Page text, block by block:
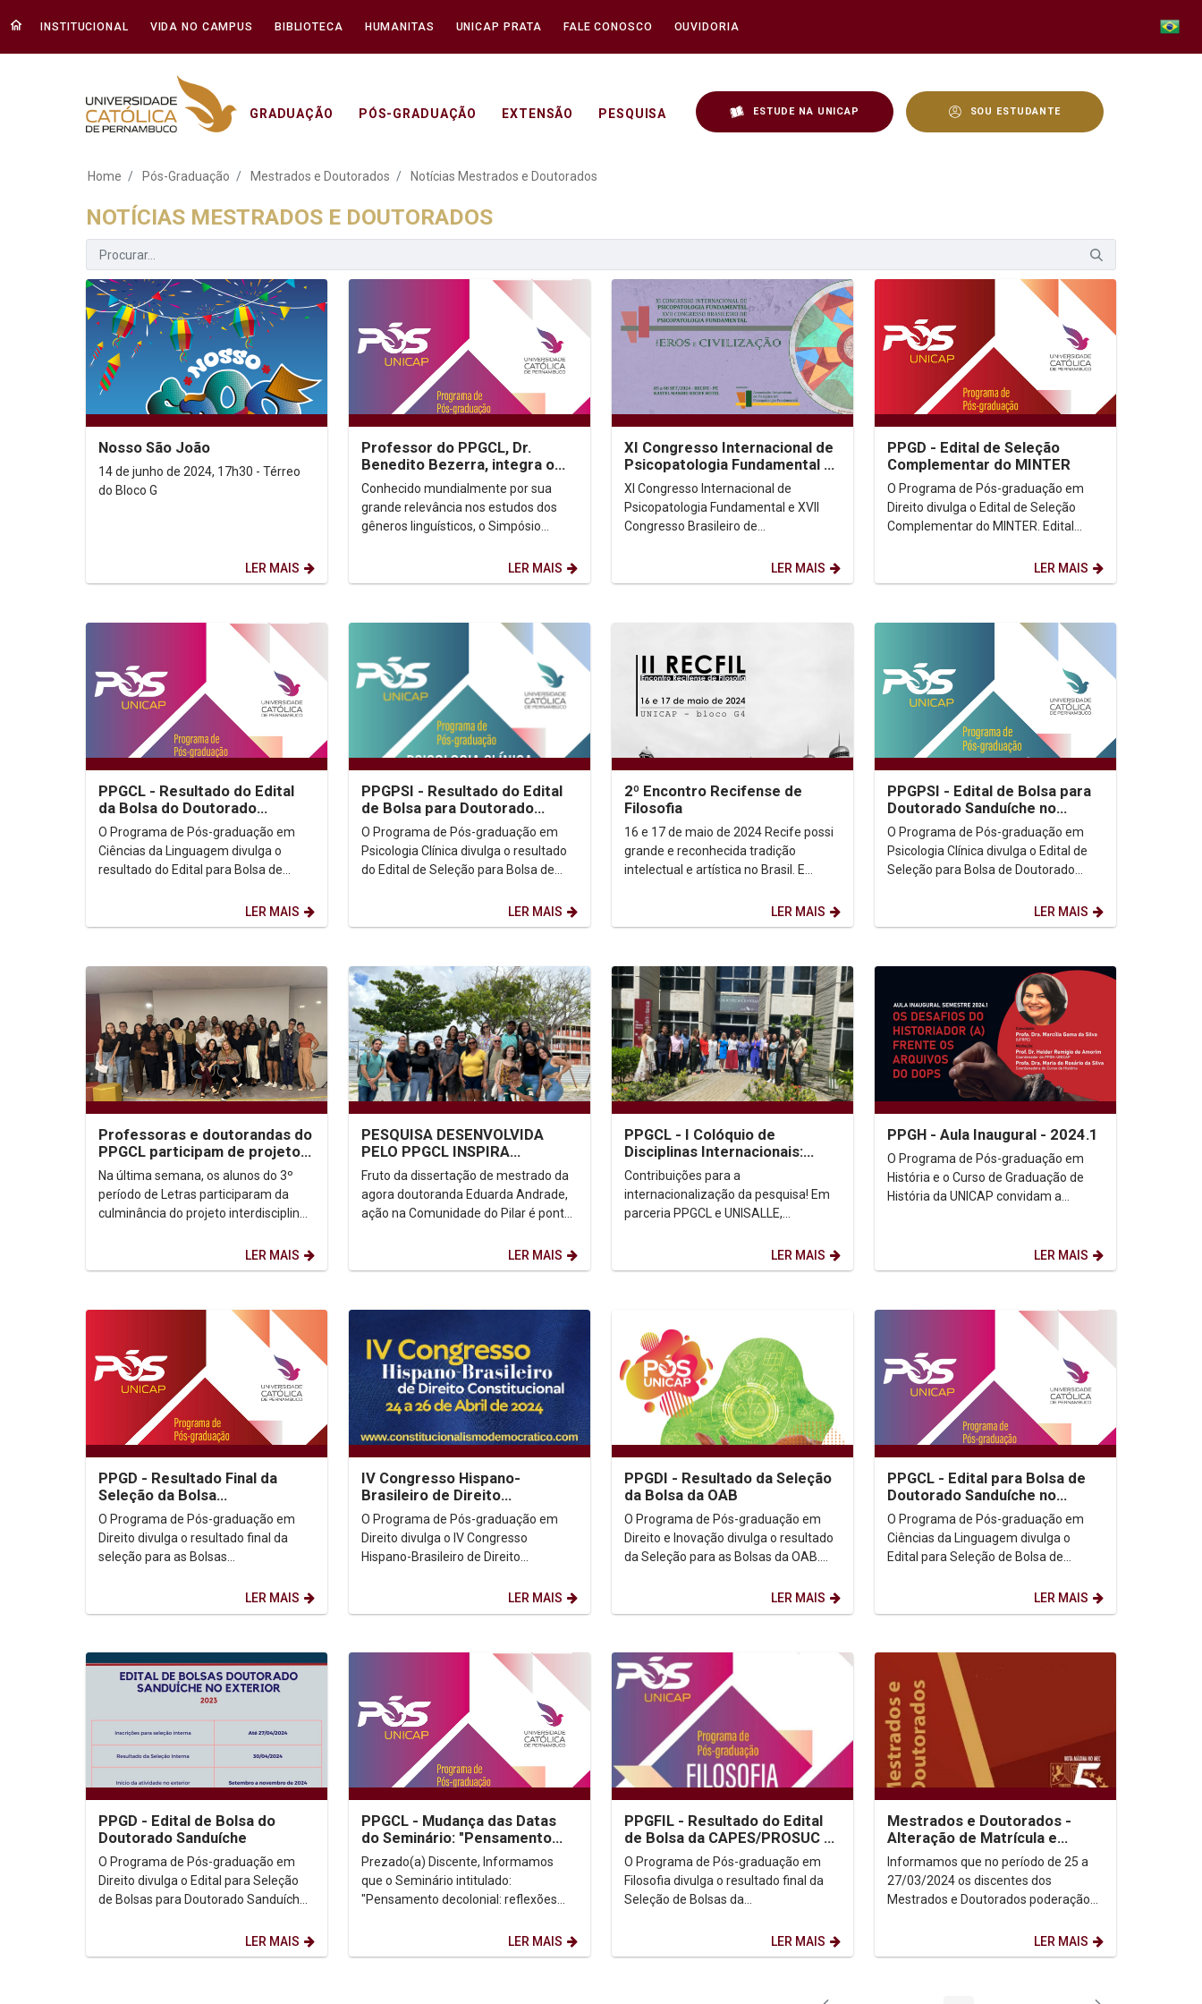
INSTITUCIONAL VIDA NO CAMPUS BIBLIOTECA HUMANITAS UNICAP PRATA FALE CONOSCO OUVIDORIA
GRADUAÇÃO PÓS-GRADUAÇÃO EXTENSÃO PESQUISA ESTUDE NA UNICAP SOU ESTUDANTE
Notícias Mestrados e Doutorados - Unicap
Home Pós-Graduação Mestrados e Doutorados Notícias Mestrados e Doutorados
NOTÍCIAS MESTRADOS E DOUTORADOS
Nosso São João
14 de junho de 2024, 17h30 - Térreo
do Bloco G
LER MAIS
Professor do PPGCL, Dr.
Benedito Bezerra, integra o
comitê científico do XII
Simpósio...
Conhecido mundialmente por sua
grande relevância nos estudos dos
gêneros linguísticos, o Simpósio
Textuais/Discursivos (SIGET)...LER MAIS
XI Congresso Internacional de
Psicopatologia Fundamental e
XVII Congresso Brasileiro de...
XI Congresso Internacional de
Psicopatologia Fundamental e XVII
Congresso Brasileiro de
Informações e Inscrições (Clicar aqui)
LER MAIS
PPGD - Edital de Seleção
Complementar do MINTER
O Programa de Pós-graduação em
Direito divulga o Edital de Seleção
Complementar do MINTER. Edital
LER MAIS
PPGCL - Resultado do Edital
da Bolsa do Doutorado
Sanduíche no Exterior
O Programa de Pós-graduação em
Ciências da Linguagem divulga o
resultado do Edital para Bolsa de
LER MAIS
PPGPSI - Resultado do Edital
de Bolsa para Doutorado
Sanduíche no Exterior - PDSE
O Programa de Pós-graduação em
Psicologia Clínica divulga o resultado
do Edital de Seleção para Bolsa de
LER MAIS
2º Encontro Recifense de
Filosofia
16 e 17 de maio de 2024 Recife possi
grande e reconhecida tradição
intelectual e artística no Brasil. E
LER MAIS
PPGPSI - Edital de Bolsa para
Doutorado Sanduíche no
Exterior - PDSE
O Programa de Pós-graduação em
Psicologia Clínica divulga o Edital de
Seleção para Bolsa de Doutorado
LER MAIS
Professoras e doutorandas do
PPGCL participam de projeto
de extensão em parceria com
o curso de...
Na última semana, os alunos do 3º
período de Letras participaram da
culminância do projeto interdisciplinar:
LER MAIS
PESQUISA DESENVOLVIDA
PELO PPGCL INSPIRA
PROJETO DO CURSO DE
JORNALISMO DA UNICAP
Fruto da dissertação de mestrado da
agora doutoranda Eduarda Andrade,
ação na Comunidade do Pilar é ponto
LER MAIS
PPGCL - I Colóquio de
Disciplinas Internacionais:
Conectando Ações, Ideias e
Currículo
Contribuições para a
internacionalização da pesquisa! Em
parceria PPGCL e UNISALLE,
sobre disciplinas internacionais:...
LER MAIS
PPGH - Aula Inaugural - 2024.1
O Programa de Pós-graduação em
História e o Curso de Graduação de
História da UNICAP convidam a
LER MAIS
PPGD - Resultado Final da
Seleção da Bolsa
CAPES/PROSUC
O Programa de Pós-graduação em
Direito divulga o resultado final da
seleção para as Bolsas
(Clicar aqui) Obs.: Os aprovados...
LER MAIS
IV Congresso Hispano-
Brasileiro de Direito
Constitucional
O Programa de Pós-graduação em
Direito divulga o IV Congresso
Hispano-Brasileiro de Direito
LER MAIS
PPGDI - Resultado da Seleção
da Bolsa da OAB
O Programa de Pós-graduação em
Direito e Inovação divulga o resultado
da Seleção para as Bolsas da OAB.
LER MAIS
PPGCL - Edital para Bolsa de
Doutorado Sanduíche no
Exterior
O Programa de Pós-graduação em
Ciências da Linguagem divulga o
Edital para Seleção de Bolsa de
LER MAIS
PPGD - Edital de Bolsa do
Doutorado Sanduíche
O Programa de Pós-graduação em
Direito divulga o Edital para Seleção
de Bolsas para Doutorado Sanduíche
LER MAIS
PPGCL - Mudança das Datas
do Seminário: "Pensamento
decolonial: reflexões sobre
formação docente...
Prezado(a) Discente, Informamos
que o Seminário intitulado:
"Pensamento decolonial: reflexões
ser ministrado pela Profa....LER MAIS
PPGFIL - Resultado do Edital
de Bolsa da CAPES/PROSUC -
2024
O Programa de Pós-graduação em
Filosofia divulga o resultado final da
Seleção de Bolsas da
LER MAIS
Mestrados e Doutorados -
Alteração de Matrícula e
Rematrícula
Informamos que no período de 25 a
27/03/2024 os discentes dos
Mestrados e Doutorados poderação
LER MAIS